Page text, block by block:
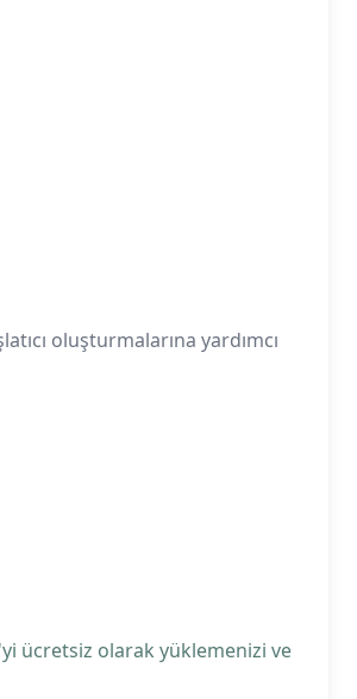
oluşturmalarına yardımcı
ücretsiz olarak yüklemenizi ve